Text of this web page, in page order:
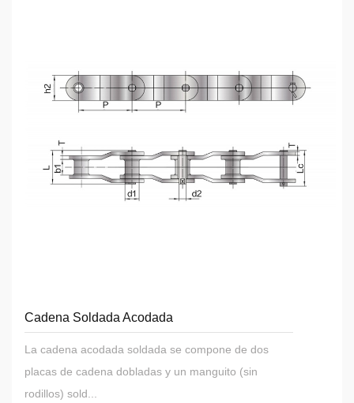
Cadena Soldada Acodada
La cadena acodada soldada se compone de dos
placas de cadena dobladas y un manguito (sin
rodillos) sold...